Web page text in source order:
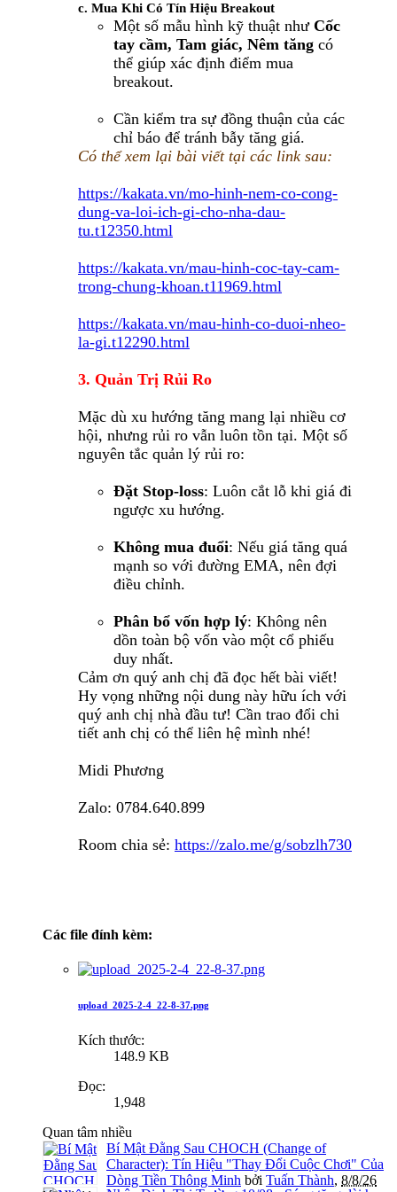
c. Mua Khi Có Tín Hiệu Breakout
Một số mẫu hình kỹ thuật như Cốc
tay cầm, Tam giác, Nêm tăng có
thể giúp xác định điểm mua
breakout.
Cần kiểm tra sự đồng thuận của các
chỉ báo để tránh bẫy tăng giá.
Có thể xem lại bài viết tại các link sau:
https://kakata.vn/mo-hinh-nem-co-cong-
dung-va-loi-ich-gi-cho-nha-dau-
tu.t12350.html
https://kakata.vn/mau-hinh-coc-tay-cam-
trong-chung-khoan.t11969.html
https://kakata.vn/mau-hinh-co-duoi-nheo-
la-gi.t12290.html
3. Quản Trị Rủi Ro
Mặc dù xu hướng tăng mang lại nhiều cơ
hội, nhưng rủi ro vẫn luôn tồn tại. Một số
nguyên tắc quản lý rủi ro:
Đặt Stop-loss: Luôn cắt lỗ khi giá đi
ngược xu hướng.
Không mua đuổi: Nếu giá tăng quá
mạnh so với đường EMA, nên đợi
điều chỉnh.
Phân bổ vốn hợp lý: Không nên
dồn toàn bộ vốn vào một cổ phiếu
duy nhất.
Cảm ơn quý anh chị đã đọc hết bài viết!
Hy vọng những nội dung này hữu ích với
quý anh chị nhà đầu tư! Cần trao đổi chi
tiết anh chị có thể liên hệ mình nhé!
Midi Phương
Zalo: 0784.640.899
Room chia sẻ: https://zalo.me/g/sobzlh730
Các file đính kèm:
upload_2025-2-4_22-8-37.png
Kích thước:
148.9 KB
Đọc:
1,948
Quan tâm nhiều
Bí Mật Đằng Sau CHOCH (Change of
Character): Tín Hiệu "Thay Đổi Cuộc Chơi" Của
Dòng Tiền Thông Minh bởi Tuấn Thành, 8/8/26